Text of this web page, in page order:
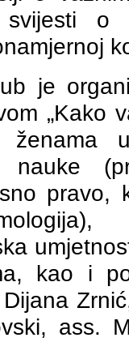
svijesti o
je
„Kako
pravo,
kao i
ass.